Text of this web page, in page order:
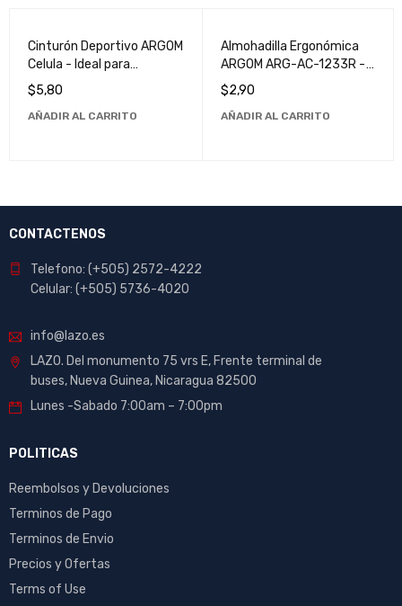
Cinturón Deportivo ARGOM
Celula - Ideal para
Entrenamiento y Fitness
$5,80
AÑADIR AL CARRITO
Almohadilla Ergonómica
ARGOM ARG-AC-1233R -
Comodidad y Calidad
Superior
$2,90
AÑADIR AL CARRITO
CONTACTENOS
Telefono: (+505) 2572-4222
Celular: (+505) 5736-4020
info@lazo.es
LAZO. Del monumento 75 vrs E, Frente terminal de
buses, Nueva Guinea, Nicaragua 82500
Lunes -Sabado 7:00am – 7:00pm
POLITICAS
Reembolsos y Devoluciones
Terminos de Pago
Terminos de Envio
Precios y Ofertas
Terms of Use